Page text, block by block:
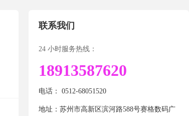
联系我们
24 小时服务热线：
18913587620
电话： 0512-68051520
地址：苏州市高新区滨河路588号赛格数码广